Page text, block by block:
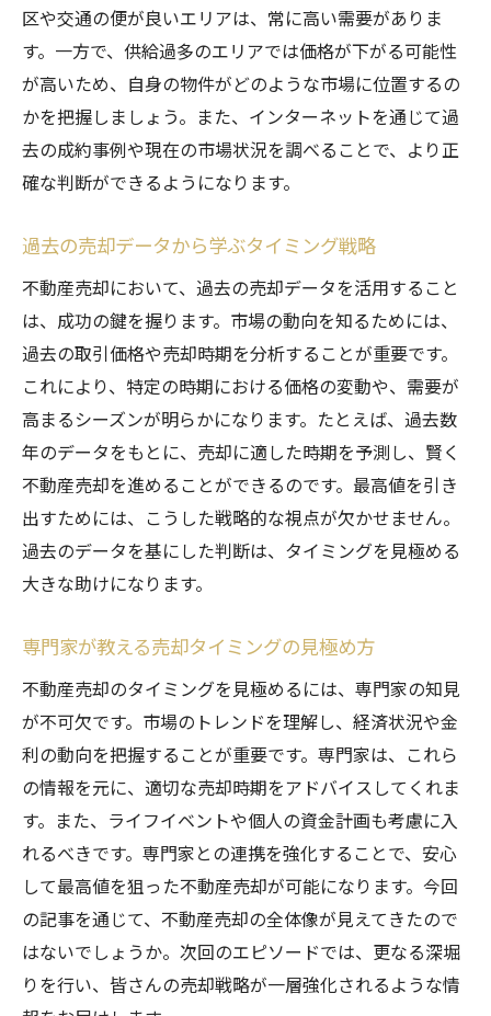
区や交通の便が良いエリアは、常に高い需要がありま
す。一方で、供給過多のエリアでは価格が下がる可能性
が高いため、自身の物件がどのような市場に位置するの
かを把握しましょう。また、インターネットを通じて過
去の成約事例や現在の市場状況を調べることで、より正
確な判断ができるようになります。
過去の売却データから学ぶタイミング戦略
不動産売却において、過去の売却データを活用すること
は、成功の鍵を握ります。市場の動向を知るためには、
過去の取引価格や売却時期を分析することが重要です。
これにより、特定の時期における価格の変動や、需要が
高まるシーズンが明らかになります。たとえば、過去数
年のデータをもとに、売却に適した時期を予測し、賢く
不動産売却を進めることができるのです。最高値を引き
出すためには、こうした戦略的な視点が欠かせません。
過去のデータを基にした判断は、タイミングを見極める
大きな助けになります。
専門家が教える売却タイミングの見極め方
不動産売却のタイミングを見極めるには、専門家の知見
が不可欠です。市場のトレンドを理解し、経済状況や金
利の動向を把握することが重要です。専門家は、これら
の情報を元に、適切な売却時期をアドバイスしてくれま
す。また、ライフイベントや個人の資金計画も考慮に入
れるべきです。専門家との連携を強化することで、安心
して最高値を狙った不動産売却が可能になります。今回
の記事を通じて、不動産売却の全体像が見えてきたので
はないでしょうか。次回のエピソードでは、更なる深堀
りを行い、皆さんの売却戦略が一層強化されるような情